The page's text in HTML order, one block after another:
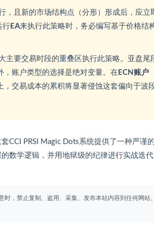
，且新的市场结构点（分形）形成后，应立
行EA来执行此策略时，务必编写基于价格结
主要交易时段的重叠区执行此策略。亚盘尾
账户类型的选择是绝对变量。在 ECN账户
交易成本的累积将显著侵蚀这套偏向于波
CCI PRSI Magic Dots系统提供了一种严谨
数学逻辑，并用地狱级的纪律进行实战迭
时，禁止复制、盗用、采集、发布本站内容到任何网站